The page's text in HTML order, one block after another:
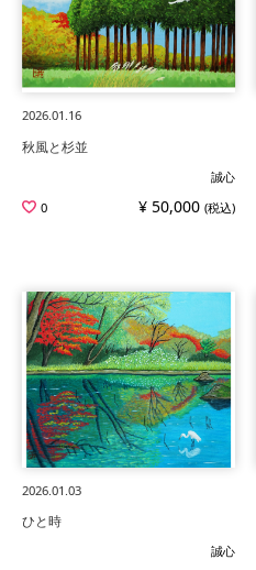
2026.01.16
秋風と杉並
誠心
0
¥ 50,000 (税込)
2026.01.03
ひと時
誠心